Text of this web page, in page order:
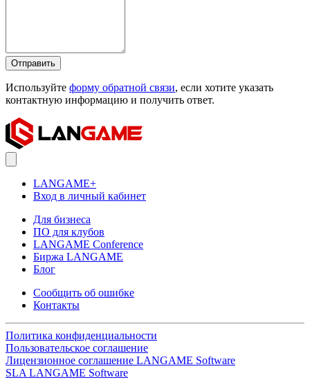
Отправить
Используйте форму обратной связи, если хотите указать
контактную информацию и получить ответ.
LANGAME+
Вход в личный кабинет
Для бизнеса
ПО для клубов
LANGAME Conference
Биржа LANGAME
Блог
Сообщить об ошибке
Контакты
Политика конфиденциальности
Пользовательское соглашение
Лицензионное соглашение LANGAME Software
SLA LANGAME Software